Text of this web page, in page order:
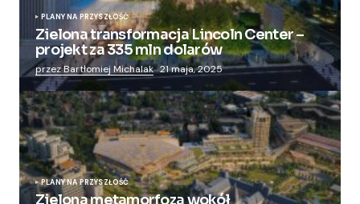
PLANY NA PRZYSZŁOŚĆ
Zielona transformacja Lincoln Center –
projekt za 335 mln dolarów
przez Bartłomiej Michalak 21 maja, 2025
PLANY NA PRZYSZŁOŚĆ
Zielona metamorfoza wokół